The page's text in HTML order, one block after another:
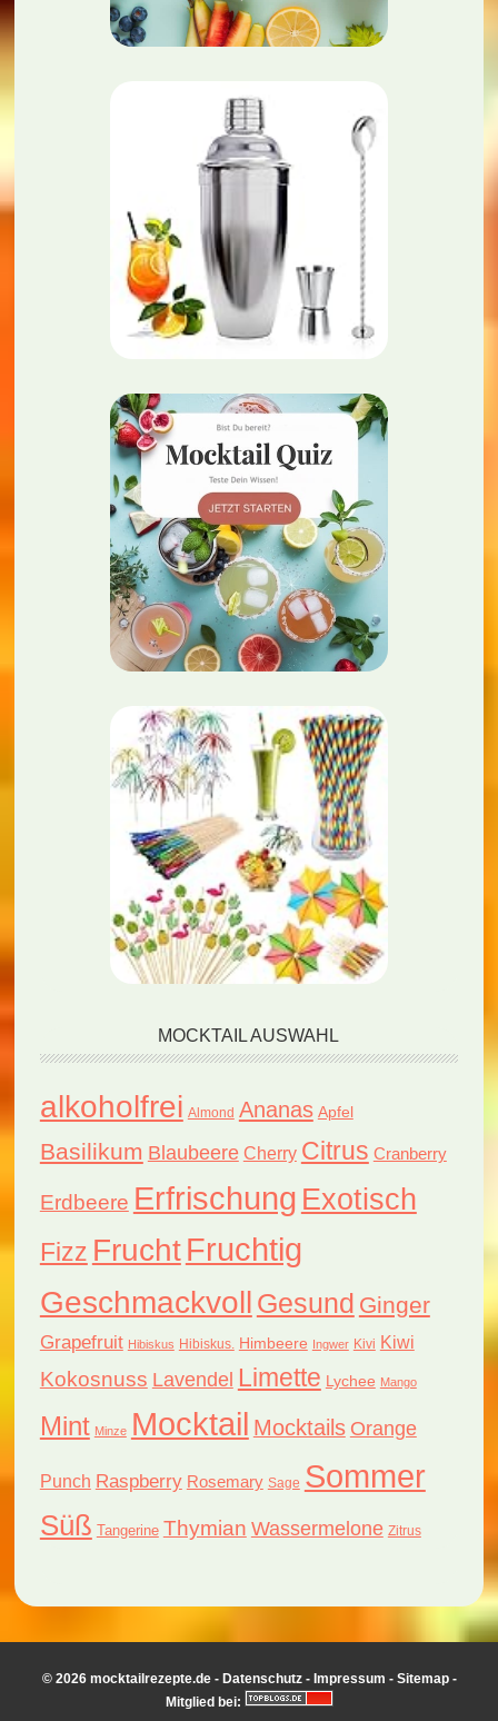
MOCKTAIL AUSWAHL
alkoholfrei Almond Ananas Apfel
Basilikum Blaubeere Cherry Citrus Cranberry
Erdbeere Erfrischung Exotisch
Fizz FruchtFruchtig
Geschmackvoll Gesund Ginger
Grapefruit Hibiskus Hibiskus. Himbeere Ingwer Kivi Kiwi
Kokosnuss Lavendel Limette Lychee Mango
Mint Minze Mocktail Mocktails Orange
Punch Raspberry Rosemary Sage Sommer
Süß Tangerine Thymian Wassermelone Zitrus
© 2026 mocktailrezepte.de - Datenschutz- Impressum - Sitemap-
Mitglied bei: